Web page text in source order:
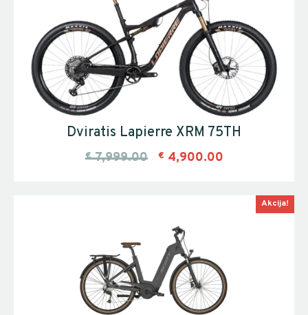
Dviratis Lapierre XRM 75TH
€ 7,999.00 € 4,900.00
Akcija!